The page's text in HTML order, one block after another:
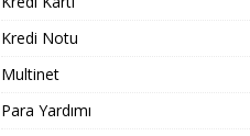
Kredi Notu
Multinet
Para Yardımı